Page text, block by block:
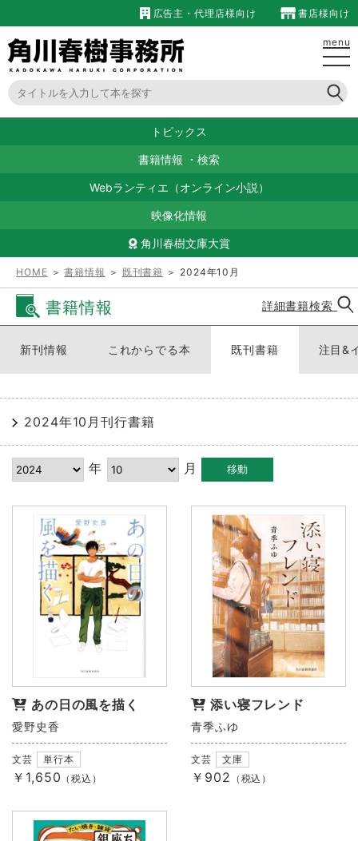
広告主・代理店様向け 書店様向け
menu
トピックス
書籍情報 ・ 検索
Webランティエ（オンライン小説）
映像化情報
角川春樹文庫大賞
HOME ＞書籍情報 ＞ 既刊書籍 ＞ 2024年10月
書籍情報 詳細書籍検索
新刊情報 これからでる本 既刊書籍 注目&
2024年10月刊行書籍
年 月
あの日の風を描く
愛野史香
文芸 単行本
￥1,650 （税込）
添い寝フレンド
青季ふゆ
文芸 文庫
￥902 （税込）